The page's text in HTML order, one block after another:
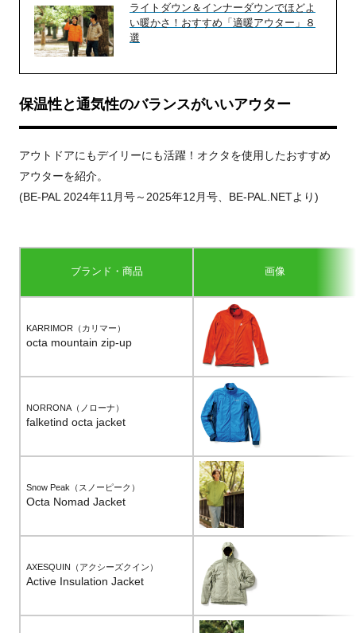
ライトダウン＆インナーダウンでほどよ
い暖かさ！おすすめ「適暖アウター」８
選
保温性と通気性のバランスがいいアウター
アウトドアにもデイリーにも活躍！オクタを使用したおすすめ
アウターを紹介。
(BE-PAL 2024年11月号～2025年12月号、BE-PAL.NETより)
ブランド・商品 画像
KARRIMOR（カリマー）
octa mountain zip-up
NORRONA（ノローナ）
falketind octa jacket
Snow Peak（スノーピーク）
Octa Nomad Jacket
AXESQUIN（アクシーズクイン）
Active Insulation Jacket